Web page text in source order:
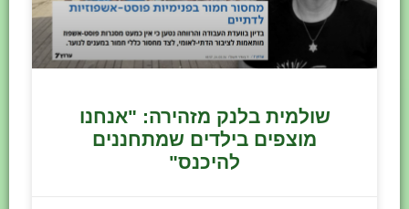
שולמית בלנק מזהירה: "אנחנו
מוצפים בילדים שמתחננים
להיכנס"